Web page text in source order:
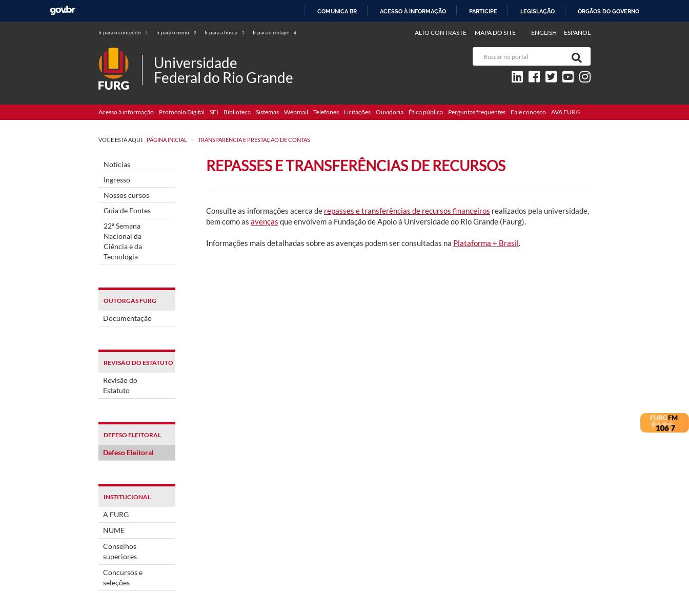
COMUNICA BR ACESSO À INFORMAÇÃO PARTICIPE LEGISLAÇÃO ÓRGÃOS DO GOVERNO
Ir para o conteúdo 1 Ir para o menu 2 Ir para a busca 3 Ir para o rodapé 4 ENGLISH ESPAÑOL
ALTO CONTRASTE MAPA DO SITE
Universidade
Federal do Rio Grande
Acesso à informação Protocolo Digital SEI Biblioteca Sistemas Webmail Telefones Licitações Ouvidoria Ética pública Perguntas frequentes Fale conosco AVA FURG
VOCÊ ESTÁ AQUI: PÁGINA INICIAL > TRANSPARÊNCIA E PRESTAÇÃO DE CONTAS
Notícias
Ingresso
Nossos cursos
Guia de Fontes
22ª Semana
Nacional da
Ciência e da
Tecnologia
OUTORGAS FURG
Documentação
REVISÃO DO ESTATUTO
Revisão do
Estatuto
DEFESO ELEITORAL
Defeso Eleitoral
INSTITUCIONAL
A FURG
NUME
Conselhos
superiores
Concursos e
seleções
REPASSES E TRANSFERÊNCIAS DE RECURSOS
Consulte as informações acerca de repasses e transferências de recursos financeiros realizados pela universidade,
bem como as avenças que envolvem a Fundação de Apoio à Universidade do Rio Grande (Faurg).
Informações mais detalhadas sobre as avenças podem ser consultadas na Plataforma + Brasil